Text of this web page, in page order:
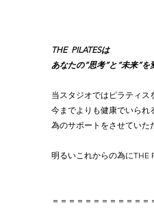
THE  PILATESは
あなたの“思考”と“未来”を
当スタジオではピラティ
今までよりも健康でいられ
為のサポートをさせていた
明るいこれからの為にTHE
＝＝＝＝＝＝＝＝＝＝＝